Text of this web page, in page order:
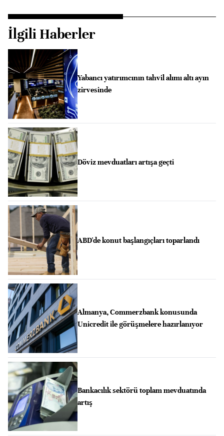
İlgili Haberler
Yabancı yatırımcının tahvil alımı altı ayın
zirvesinde
Döviz mevduatları artışa geçti
ABD'de konut başlangıçları toparlandı
Almanya, Commerzbank konusunda
Unicredit ile görüşmelere hazırlanıyor
Bankacılık sektörü toplam mevduatında
artış